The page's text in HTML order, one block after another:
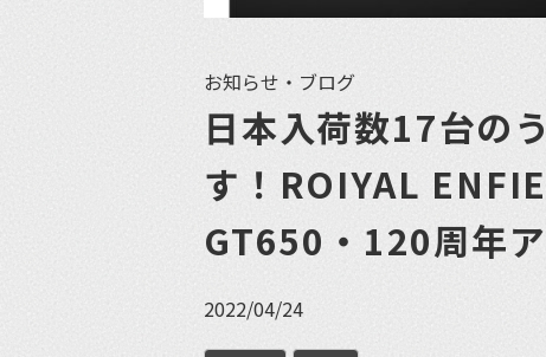
お知らせ・ブログ
日本入荷数17台の
す！ROIYAL
GT650・120周年ア
2022/04/24